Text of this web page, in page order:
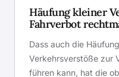
Häufung kleiner
Fahrverbot
Dass auch die
Verkehrsverstöße zur
führen kann, hat die